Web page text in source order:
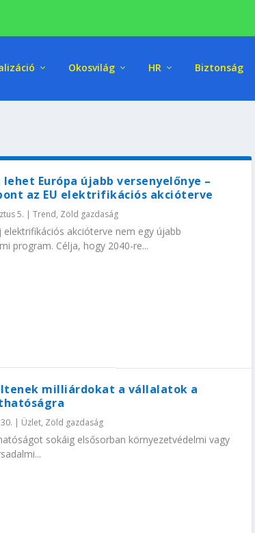
Okosvilág HR Biztonság
lehet Európa újabb versenyelőnye –
az EU elektrifikációs akcióterve
5. | Trend, Zöld gazdaság
elektrifikációs akcióterve nem egy újabb
program. Célja, hogy 2040-re...
milliárdokat a vállalatok a
| Üzlet, Zöld gazdaság
sokáig elsősorban környezetvédelmi vagy